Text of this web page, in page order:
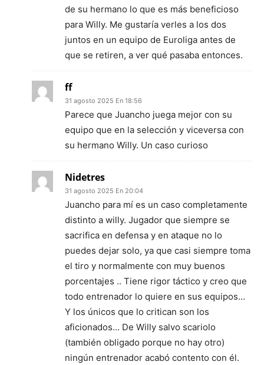
de su hermano lo que es más beneficioso
para Willy. Me gustaría verles a los dos
juntos en un equipo de Euroliga antes de
que se retiren, a ver qué pasaba entonces.
ff
31 agosto 2025 En 18:56
Parece que Juancho juega mejor con su
equipo que en la selección y viceversa con
su hermano Willy. Un caso curioso
Nidetres
31 agosto 2025 En 20:04
Juancho para mí es un caso completamente
distinto a willy. Jugador que siempre se
sacrifica en defensa y en ataque no lo
puedes dejar solo, ya que casi siempre toma
el tiro y normalmente con muy buenos
porcentajes .. Tiene rigor táctico y creo que
todo entrenador lo quiere en sus equipos…
Y los únicos que lo critican son los
aficionados… De Willy salvo scariolo
(también obligado porque no hay otro)
ningún entrenador acabó contento con él.